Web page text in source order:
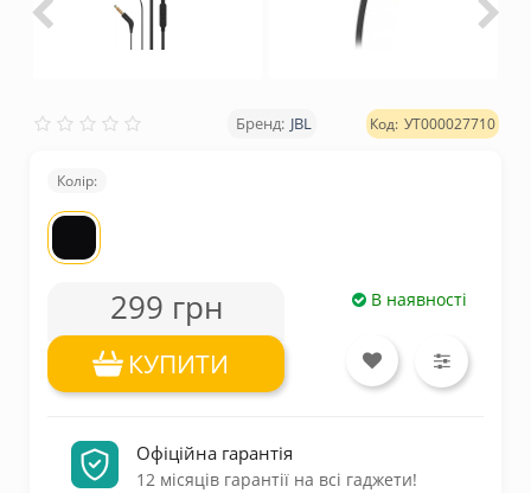
JBL УТ000027710
Колір:
299 грн В наявності
КУПИТИ
Офіційна гарантія
12 місяців гарантії на всі гаджети!